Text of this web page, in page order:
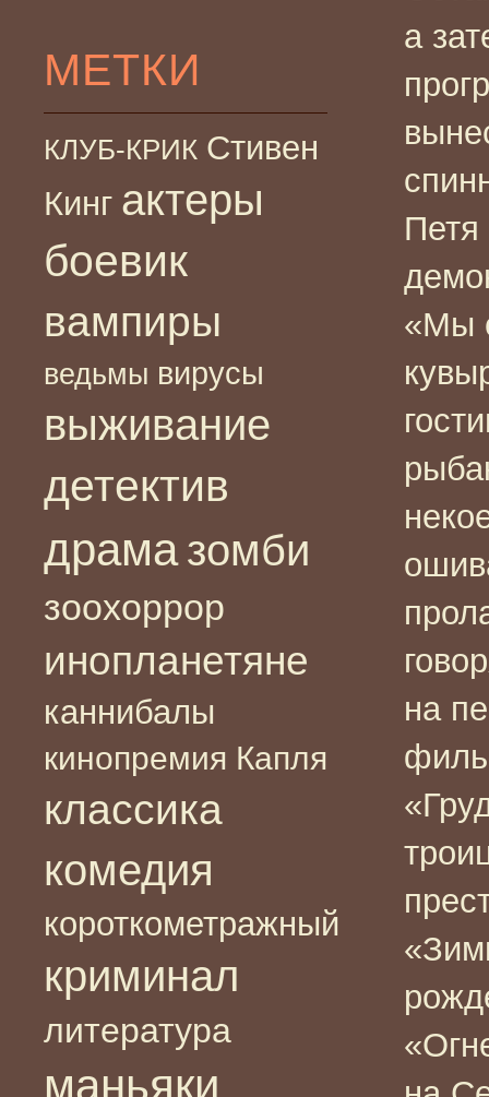
МЕТКИ
КЛУБ-КРИК Стивен
Кинг актеры
боевик
вампиры
ведьмы вирусы
выживание
детектив
драма зомби
зоохоррор
инопланетяне
каннибалы
кинопремия Капля
классика
комедия
короткометражный
криминал
литература
маньяки
а
«Мы
на